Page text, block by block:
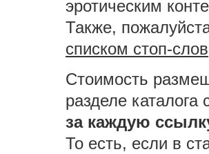
эротическим
Также,
списком стоп-слов
Стоимость
разделе каталога
за каждую
То есть, если в